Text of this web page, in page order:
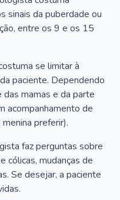
sinais da puberdade ou
entre os 9 e os 15
se limitar à
paciente. Dependendo
mamas e da parte
acompanhamento de
preferir).
faz perguntas sobre
cólicas, mudanças de
Se desejar, a paciente